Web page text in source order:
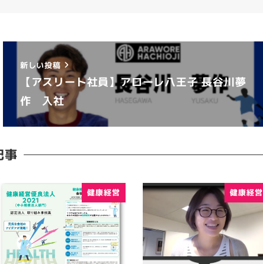
新しい投稿
【アスリート社員】アローレ八王子 長谷川夢
作 入社
事
健康経営 健康経営